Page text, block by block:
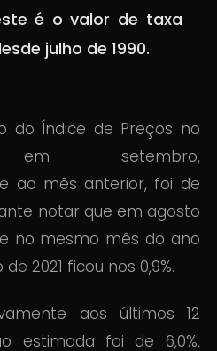
é o valor de taxa
julho de 1990.
do Índice de Preços no
em setembro,
ao mês anterior, foi de
notar que em agosto
no mesmo mês do ano
2021 ficou nos 0,9%.
aos últimos 12
estimada foi de 6,0%,